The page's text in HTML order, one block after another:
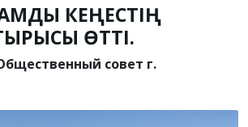
КЕҢЕСТІҢ
ӨТТІ.
совет г.